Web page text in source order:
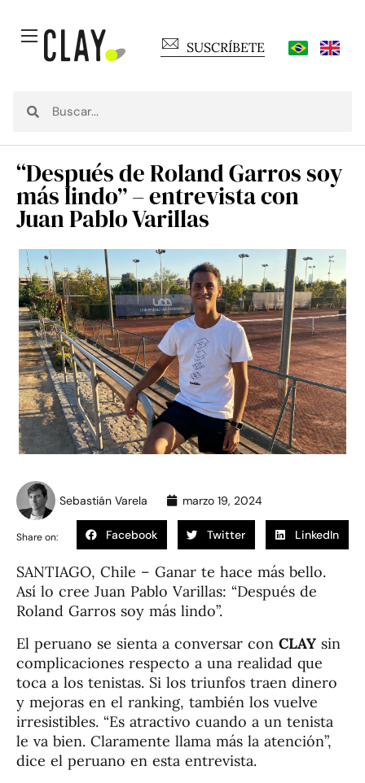
SUSCRÍBETE
“Después de Roland Garros soy
más lindo” – entrevista con
Juan Pablo Varillas
Sebastián Varela marzo 19, 2024
Share on: Facebook Twitter LinkedIn
SANTIAGO, Chile – Ganar te hace más bello.
Así lo cree Juan Pablo Varillas: “Después de
Roland Garros soy más lindo”.
El peruano se sienta a conversar con CLAY sin
complicaciones respecto a una realidad que
toca a los tenistas. Si los triunfos traen dinero
y mejoras en el ranking, también los vuelve
irresistibles. “Es atractivo cuando a un tenista
le va bien. Claramente llama más la atención”,
dice el peruano en esta entrevista.